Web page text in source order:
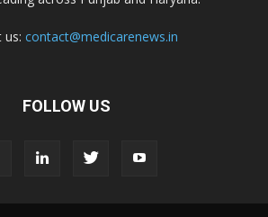
us: contact@medicarenews.in
FOLLOW US